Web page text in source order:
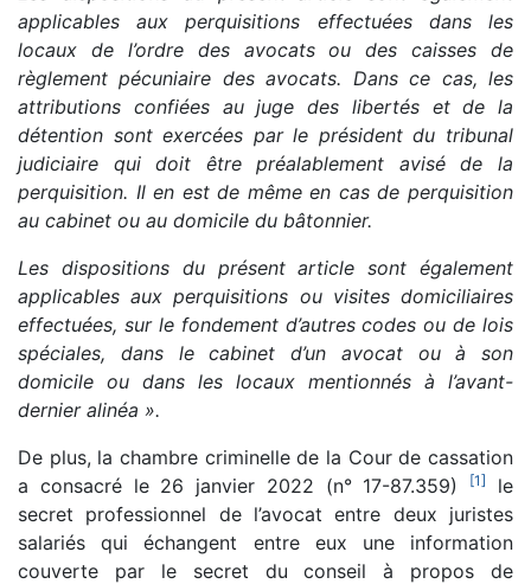
applicables aux perquisitions effectuées dans les
locaux de l’ordre des avocats ou des caisses de
règlement pécuniaire des avocats. Dans ce cas, les
attributions confiées au juge des libertés et de la
détention sont exercées par le président du tribunal
judiciaire qui doit être préalablement avisé de la
perquisition. Il en est de même en cas de perquisition
au cabinet ou au domicile du bâtonnier.
Les dispositions du présent article sont également
applicables aux perquisitions ou visites domiciliaires
effectuées, sur le fondement d’autres codes ou de lois
spéciales, dans le cabinet d’un avocat ou à son
domicile ou dans les locaux mentionnés à l’avant-
dernier alinéa ».
De plus, la chambre criminelle de la Cour de cassation
a consacré le 26 janvier 2022 (n° 17-87.359)
[1]
le
secret professionnel de l’avocat entre deux juristes
salariés qui échangent entre eux une information
couverte par le secret du conseil à propos de